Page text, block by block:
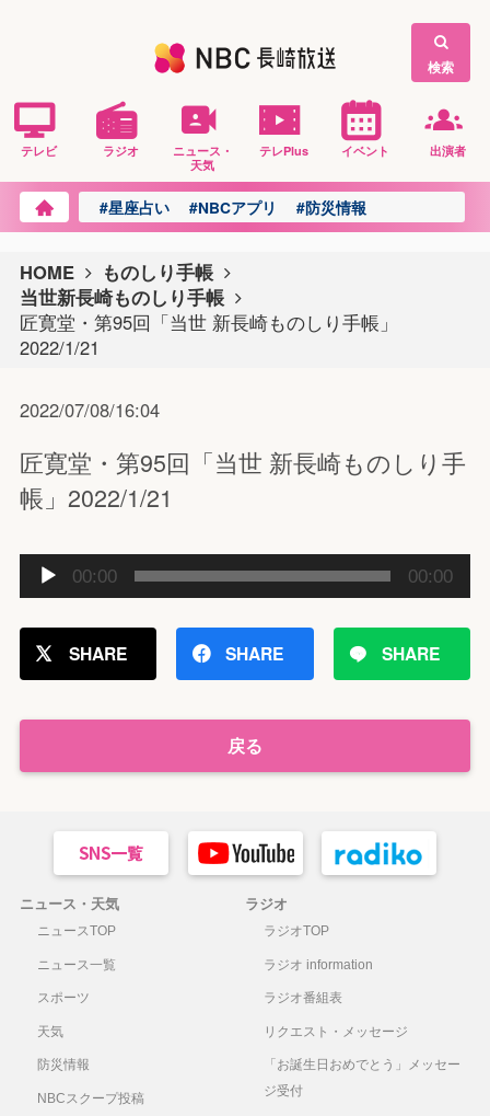
検索
テレビ ラジオ
ニュース・
天気
テレPlus イベント 出演者
#星座占い #NBCアプリ #防災情報
HOME
ものしり手帳
当世新長崎ものしり手帳
匠寛堂・第95回「当世 新長崎ものしり手帳」
2022/1/21
2022/07/08/16:04
匠寛堂・第95回「当世 新長崎ものしり手
帳」2022/1/21
声
レ
ー
ー
00:00 00:00
SHARE SHARE SHARE
戻る
ニュース・天気
ニュースTOP
ニュース一覧
スポーツ
天気
防災情報
NBCスクープ投稿
ラジオ
ラジオTOP
ラジオ information
ラジオ番組表
リクエスト・メッセージ
「お誕生日おめでとう」メッセー
ジ受付